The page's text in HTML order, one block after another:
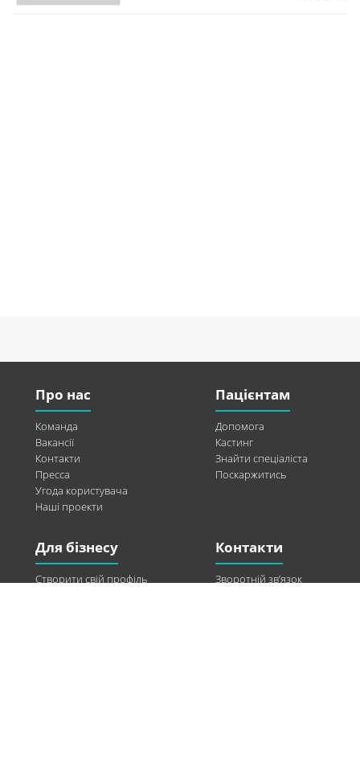
Про нас
Команда
Вакансії
Контакти
Пресса
Угода користувача
Наші проекти
Пацієнтам
Допомога
Кастинг
Знайти спеціаліста
Поскаржитись
Для бізнесу
Створити свій профіль
Контакти
Зворотній зв’язок